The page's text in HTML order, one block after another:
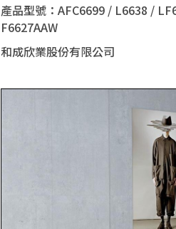
產品型號：AFC6699 / L6638 /
F6627AAW
和成欣業股份有限公司